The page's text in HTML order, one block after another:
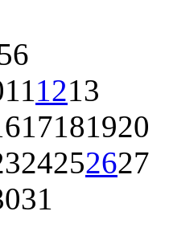
6
111213
17181920
24252627
31